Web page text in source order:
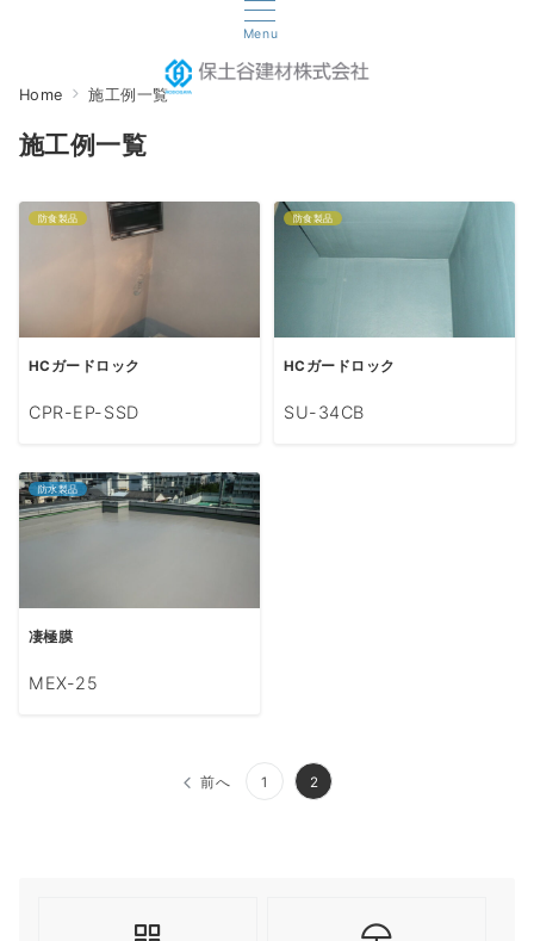
Menu
Home 施工例一覧
施工例一覧
防食製品
HCガードロック
CPR-EP-SSD
防食製品
HCガードロック
SU-34CB
防水製品
凄極膜
MEX-25
前へ 1 2